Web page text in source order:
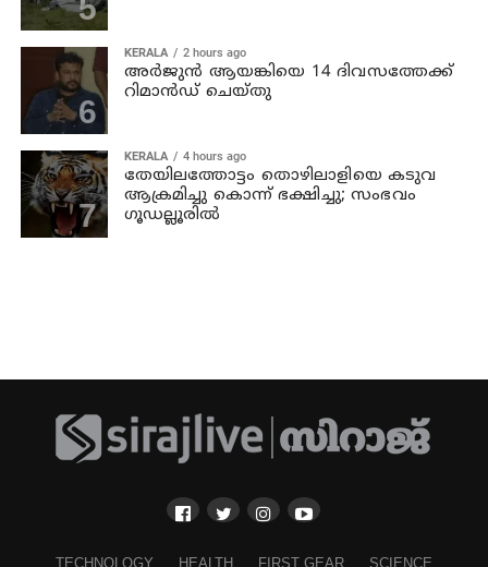
KERALA 2 hours ago
അര്‍ജുന്‍ ആയങ്കിയെ 14 ദിവസത്തേക്ക്
റിമാൻഡ് ചെയ്തു
KERALA 4 hours ago
തേയിലത്തോട്ടം തൊഴിലാളിയെ കടുവ
ആക്രമിച്ചു കൊന്ന് ഭക്ഷിച്ചു; സംഭവം
ഗൂഡല്ലൂരില്‍
TECHNOLOGY HEALTH FIRST GEAR SCIENCE